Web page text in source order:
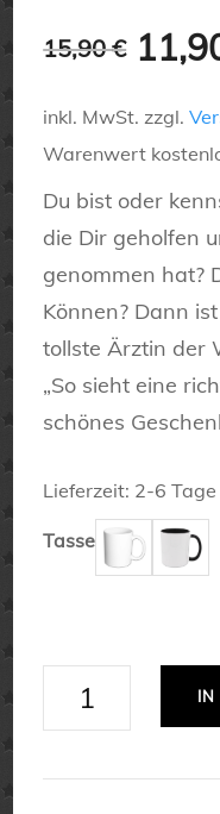
15,90€
Preis
war:
inkl. MwSt. zzgl.
Warenwert
Du bist oder
die Dir geholfen
genommen hat?
Können? Dann
tollste Ärztin der
„So sieht eine
schönes
Lieferzeit: 2-6 Tage
Tasse
IN